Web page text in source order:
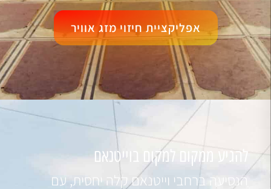
אפליקציית חיזוי מזג אוויר
להגיע ממקום למקום בוייטנאם
הנסיעה ברחבי וייטנאם קלה יחסית, עם